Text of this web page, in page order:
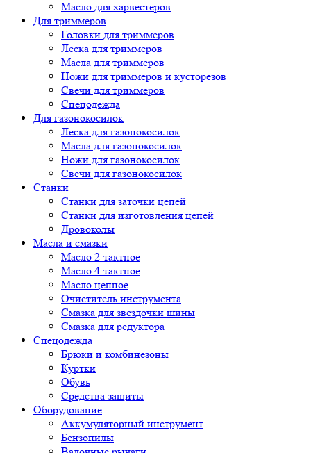
Масло для харвестеров
Для триммеров
Головки для триммеров
Леска для триммеров
Масла для триммеров
Ножи для триммеров и кусторезов
Свечи для триммеров
Спецодежда
Для газонокосилок
Леска для газонокосилок
Масла для газонокосилок
Ножи для газонокосилок
Свечи для газонокосилок
Станки
Cтанки для заточки цепей
Станки для изготовления цепей
Дровоколы
Масла и смазки
Масло 2-тактное
Масло 4-тактное
Масло цепное
Очиститель инструмента
Смазка для звездочки шины
Смазка для редуктора
Спецодежда
Брюки и комбинезоны
Куртки
Обувь
Средства защиты
Оборудование
Аккумуляторный инструмент
Бензопилы